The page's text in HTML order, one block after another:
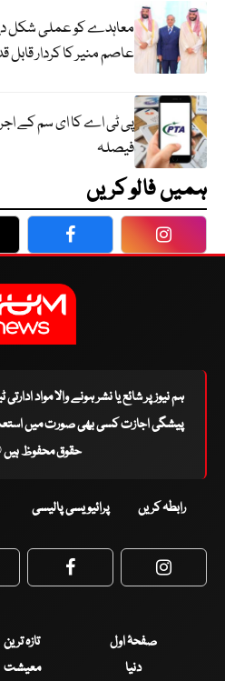
معاہدے کو عملی شکل
عاصم منیر کا کردار قابل
پی ٹی اے کا ای سم کے
فیصلہ
ہمیں فالو کریں
Facebook
ہم نیوز پر شائع یا نشر ہونے والا مواد
پیشگی اجازت کسی بھی صورت میں
حقوق محفوظ ہیں ©
رابطہ کریں پرائیویسی پالیسی
Facebook
صفحۂ اول تازہ ترین
دنیا
معیشت